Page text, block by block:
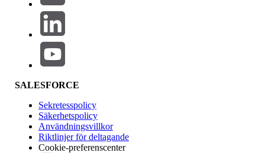
Produktområde
Funktionspåverkan
SALESFORCE
Sekretesspolicy
Säkerhetspolicy
Användningsvillkor
Riktlinjer för deltagande
Cookie-preferenscenter